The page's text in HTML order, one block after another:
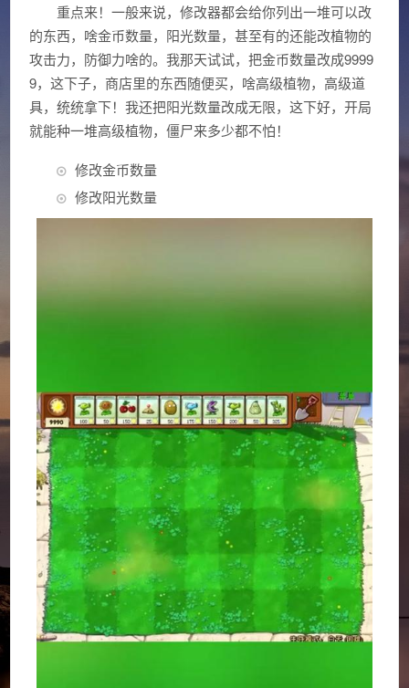
重点来！一般来说，修改器都会给你列出一堆可以改
的东西，啥金币数量，阳光数量，甚至有的还能改植物的
攻击力，防御力啥的。我那天试试，把金币数量改成9999
9，这下子，商店里的东西随便买，啥高级植物，高级道
具，统统拿下！我还把阳光数量改成无限，这下好，开局
就能种一堆高级植物，僵尸来多少都不怕！
修改金币数量
修改阳光数量